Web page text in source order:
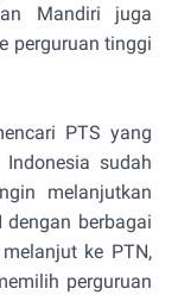
Mandiri juga
perguruan tinggi
PTS yang
sudah
melanjutkan
berbagai
ke PTN,
perguruan